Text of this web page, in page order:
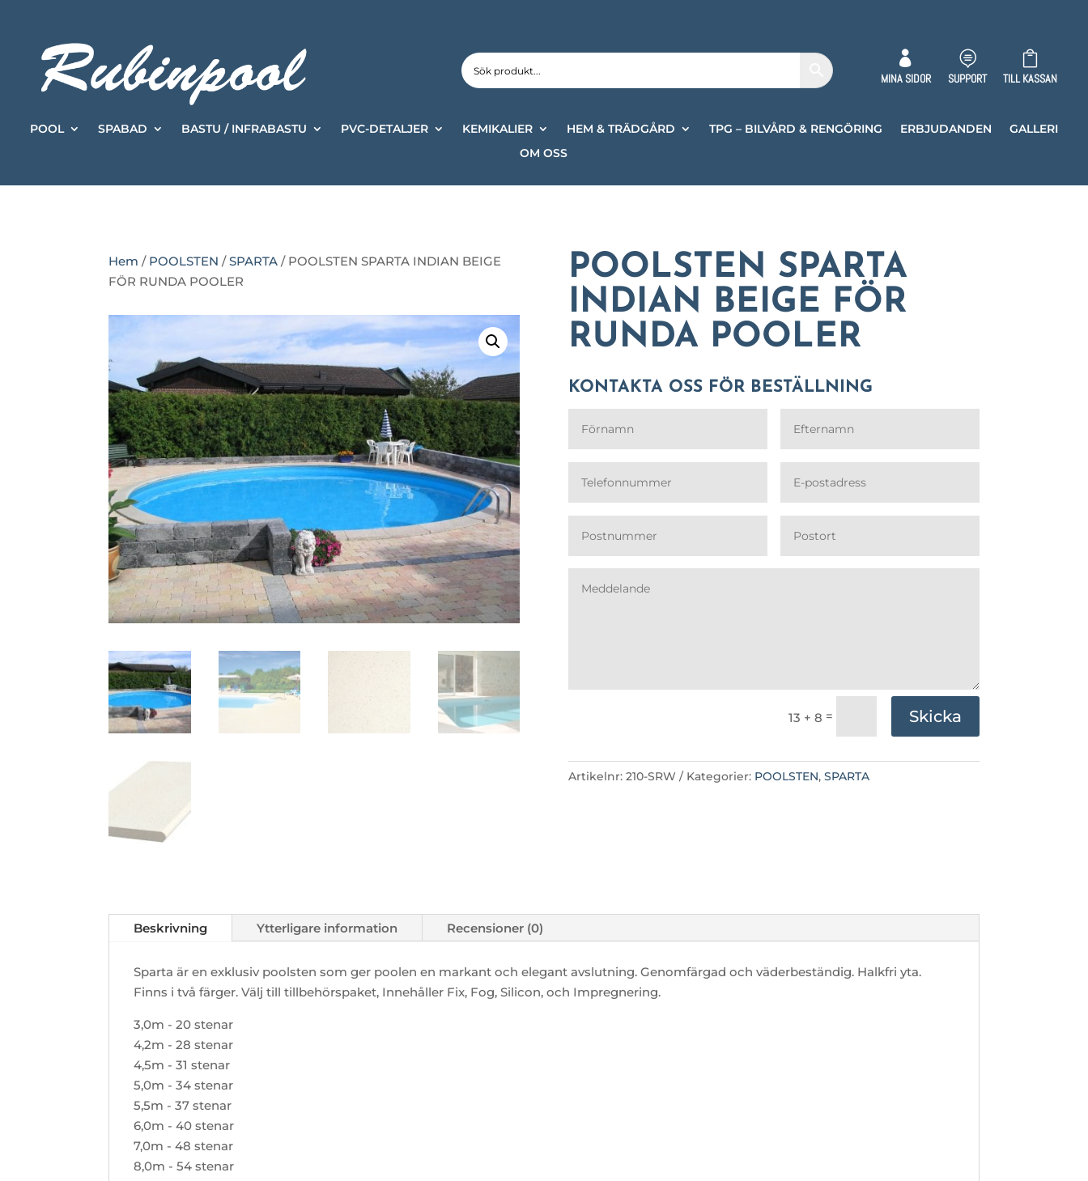

MINA SIDOR

SUPPORT

TILL KASSAN
POOL SPABAD BASTU / INFRABASTU PVC-DETALJER KEMIKALIER HEM & TRÄDGÅRD TPG – BILVÅRD & RENGÖRING ERBJUDANDEN
GALLERI
OM OSS
Hem / POOLSTEN /SPARTA / POOLSTEN SPARTA INDIAN BEIGE
FÖR RUNDA POOLER
POOLSTEN SPARTA
INDIAN BEIGE FÖR
RUNDA POOLER
KONTAKTA OSS FÖR BESTÄLLNING
13 + 8 = Skicka
Artikelnr: 210-SRW Kategorier: POOLSTEN, SPARTA
Beskrivning Ytterligare information Recensioner (0)
Sparta är en exklusiv poolsten som ger poolen en markant och elegant avslutning. Genomfärgad och väderbeständig. Halkfri yta.
Finns i två färger. Välj till tillbehörspaket, Innehåller Fix, Fog, Silicon, och Impregnering.
3,0m - 20 stenar
4,2m - 28 stenar
4,5m - 31 stenar
5,0m - 34 stenar
5,5m - 37 stenar
6,0m - 40 stenar
7,0m - 48 stenar
8,0m - 54 stenar